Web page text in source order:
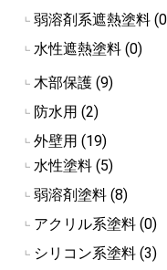
┗ 弱溶剤系遮熱塗料
┗ 水性遮熱塗料 (0)
┗ 木部保護 (9)
┗ 防水用 (2)
┗ 外壁用 (19)
┗ 水性塗料 (5)
┗ 弱溶剤塗料 (8)
┗ アクリル系塗料 (0)
┗ シリコン系塗料 (3)